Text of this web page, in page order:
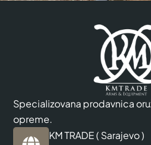
Specializovana prodavnica
opreme.
KM TRADE ( Sarajevo )